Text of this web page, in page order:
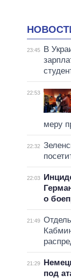
23:45
В
22:53
меру
22:32
22:03
о
21:49
21:29
под